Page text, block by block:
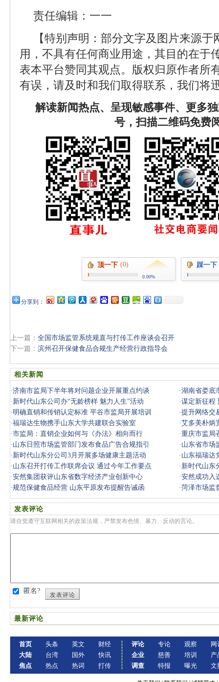
责任编辑：一一
【特别声明：部分文字及图片来源
用，不具有任何商业用途，其目的在于
表本平台赞同其观点。版权归原作者所
有误，请及时和我们取得联系，我们将
解读新闻热点、呈现敏感事件、更多
号，扫描二维码免费
顶一下 (0)
0.00%
踩一下
分享到：
上一篇： 全国市场监管系统规直与打传工作座谈会召开
下一篇： 滨州召开保健食品合规生产经营行政指导会
相关新闻
·济南市监局下半年将对问题企业开展重点约谈 ·湖南省娄底
· 新时代山东公司办“无龄榜样 魅力人生”活动 ·谋定新征程
大启幕
· 明确直销和传销认定标准 平谷市监局开展培训 ·提升网络交
·福瑞达生物携手山东大学共建联合实验室 ·艾多美朴炳
·市监局：直销企业如何与《办法》相向而行 ·重庆市监局
· 山东日照市场监管部门发布食品广告合规指引 · 山东省市场
· 新时代山东分公司3月开展多场健康主题活动 · 山东福瑞达
· 山东召开打传工作联席会议 通过今年工作要点 · 新时代山东
·安然集团获评山东省数字经济产业创新中心 ·安然成功入
·规范保健食品经营 山东平原发布提醒告诫函 ·菏泽市场监
发表评论
请自觉遵守互联网相关的政策法规，严禁发布色情、暴力、反动的言论。
匿名?
发表评论
最新评论
首页
大陆
焦点
头条
台湾
热点
英文
国外
热词
财经
快讯
打传
评论
企业
调查
专论
慈善
特报
观察
培训
曝光
网
产
文